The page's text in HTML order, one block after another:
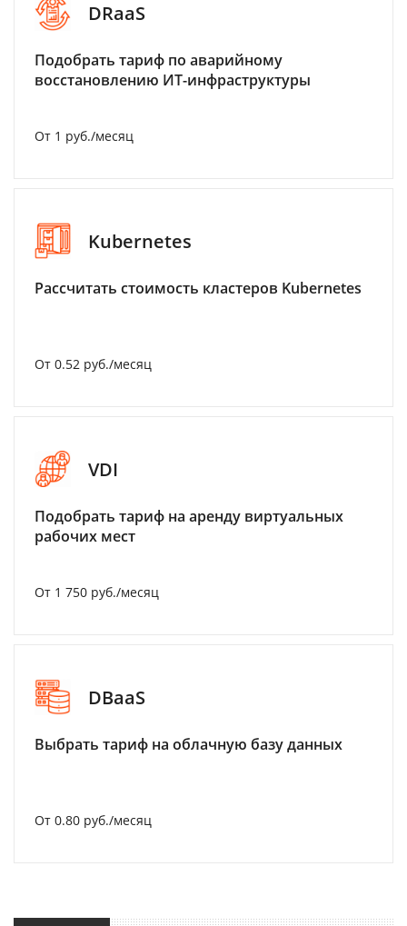
DRaaS
Подобрать тариф по аварийному
восстановлению ИТ-инфраструктуры
От 1 руб./месяц
Kubernetes
Рассчитать стоимость кластеров Kubernetes
От 0.52 руб./месяц
VDI
Подобрать тариф на аренду виртуальных
рабочих мест
От 1 750 руб./месяц
DBaaS
Выбрать тариф на облачную базу данных
От 0.80 руб./месяц